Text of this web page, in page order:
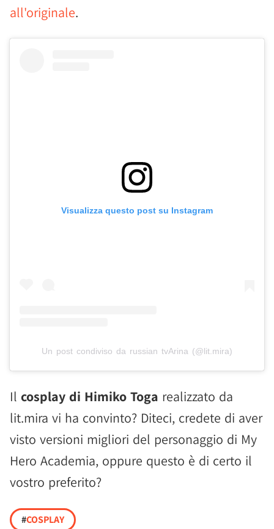
all'originale.
Visualizza questo post su Instagram
Un post condiviso da russian tvArina (@lit.mira)
Il cosplay di Himiko Toga realizzato da
lit.mira vi ha convinto? Diteci, credete di aver
visto versioni migliori del personaggio di My
Hero Academia, oppure questo è di certo il
vostro preferito?
#COSPLAY